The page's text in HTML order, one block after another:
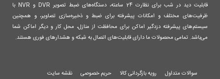
قابلیت دید در شب برای نظارت 24 ساعته، دستگاه‌های ضبط تصویر DVR و NVR با
ظرفیت‌های مختلف و امکانات پیشرفته برای ضبط و ذخیره‌سازی تصاویر، و همچنین
سیستم‌های پیشرفته دزدگیر اماکن برای محافظت از منازل، محل کار و دیگر اماکن شما
می‌باشد. تمامی محصولات ما دارای قابلیت‌های اتصال به شبکه و هشدارهای فوری هستند.
سوالات متداول رویه بازگردانی کالا حریم خصوصی نقشه سایت